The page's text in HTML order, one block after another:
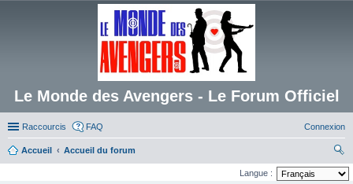
Le Monde des Avengers - Le Forum Officiel
Raccourcis FAQ Connexion
Accueil
Accueil du forum
ec
Langue :